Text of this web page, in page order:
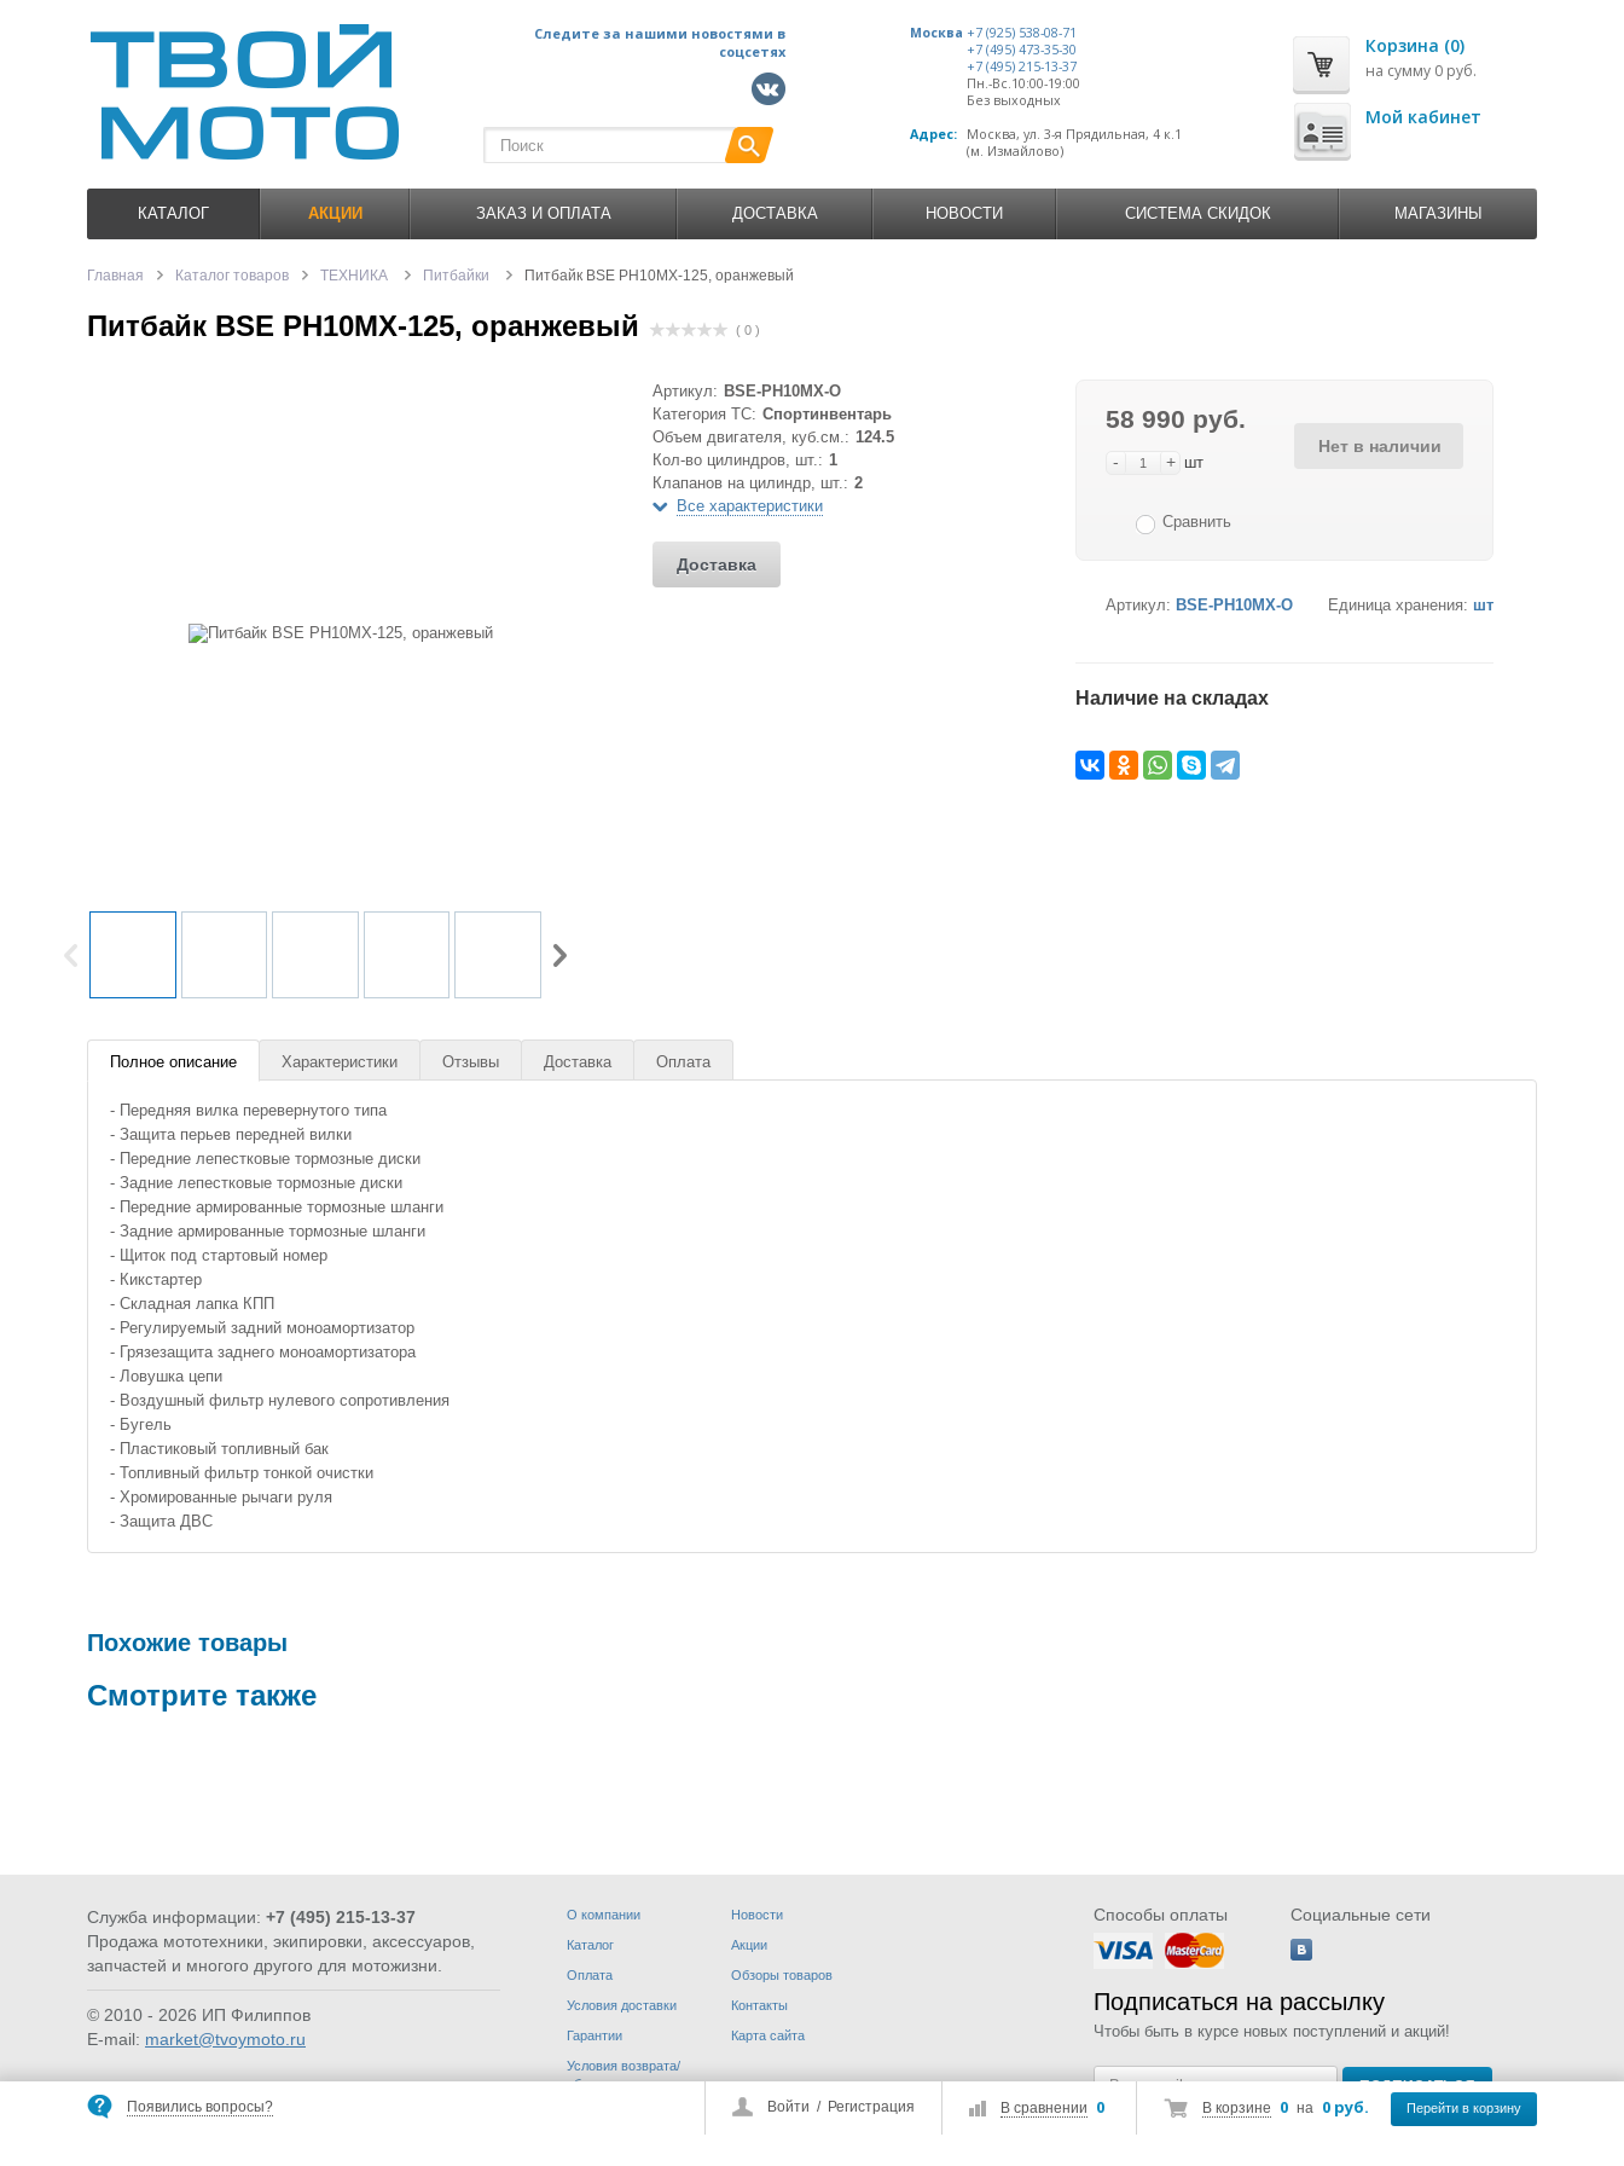
Появились вопросы? В корзине 0 на 0 руб. Перейти в корзину
В сравнении 0
Войти / Регистрация
Следите за нашими новостями в
соцсетях
Москва +7 (925) 538-08-71
+7 (495) 473-35-30
+7 (495) 215-13-37
Пн.-Вс.10:00-19:00
Без выходных
Адрес:
Москва, ул. 3-я Прядильная, 4 к.1
(м. Измайлово)
Корзина (0)
на сумму 0 руб.
Мой кабинет
КАТАЛОГ АКЦИИ ЗАКАЗ И ОПЛАТА ДОСТАВКА НОВОСТИ СИСТЕМА СКИДОК МАГАЗИНЫ
Главная Каталог товаров ТЕХНИКА Питбайки Питбайк BSE PH10MX-125, оранжевый
Питбайк BSE PH10MX-125, оранжевый ( 0 )
58 990 руб.
- + шт
Нет в наличии
Сравнить
Артикул: BSE-PH10MX-O Единица хранения: шт
Наличие на складах
Артикул: BSE-PH10MX-O
Категория ТС: Спортинвентарь
Объем двигателя, куб.см.: 124.5
Кол-во цилиндров, шт.: 1
Клапанов на цилиндр, шт.: 2
Все характеристики
Доставка
Полное описание Характеристики Отзывы Доставка Оплата
- Передняя вилка перевернутого типа
- Защита перьев передней вилки
- Передние лепестковые тормозные диски
- Задние лепестковые тормозные диски
- Передние армированные тормозные шланги
- Задние армированные тормозные шланги
- Щиток под стартовый номер
- Кикстартер
- Складная лапка КПП
- Регулируемый задний моноамортизатор
- Грязезащита заднего моноамортизатора
- Ловушка цепи
- Воздушный фильтр нулевого сопротивления
- Бугель
- Пластиковый топливный бак
- Топливный фильтр тонкой очистки
- Хромированные рычаги руля
- Защита ДВС
Похожие товары
Смотрите также
STOP COVID-19 МАСКИ
и др.
МОТОАКСЕССУАРЫ
Служба информации: +7 (495) 215-13-37
Продажа мототехники, экипировки, аксессуаров,
запчастей и многого другого для мотожизни.
© 2010 - 2026 ИП Филиппов
E-mail: market@tvoymoto.ru
О компании
Каталог
Оплата
Условия доставки
Гарантии
Условия возврата/
обмена
Новости
Акции
Обзоры товаров
Контакты
Карта сайта
Способы оплаты Социальные сети
Подписаться на рассылку
Чтобы быть в курсе новых поступлений и акций!